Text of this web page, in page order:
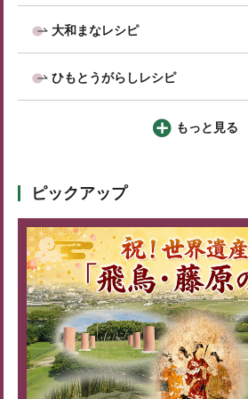
大和まなレシピ
ひもとうがらしレシピ
もっと見る
ピックアップ